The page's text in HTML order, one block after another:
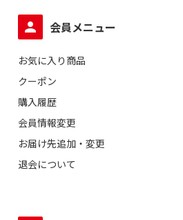
会員メニュー
お気に入り商品
クーポン
購入履歴
会員情報変更
お届け先追加・変更
退会について